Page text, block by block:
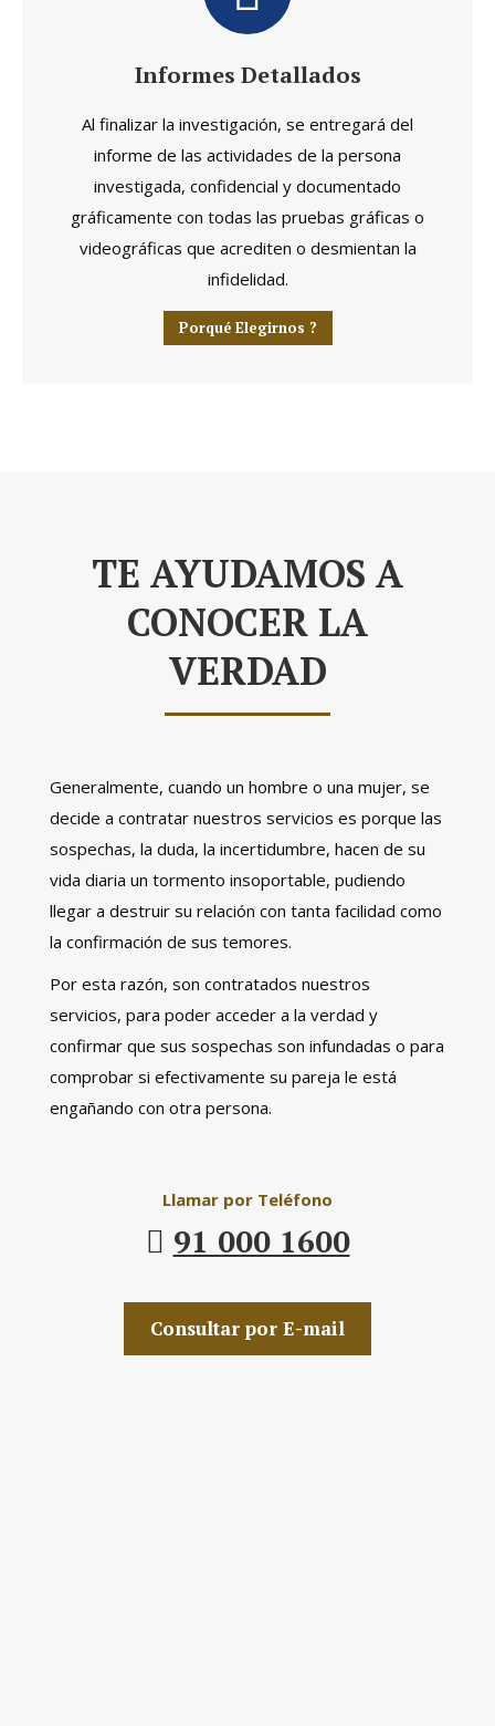
Informes Detallados
Al finalizar la investigación, se entregará del
informe de las actividades de la persona
investigada, confidencial y documentado
gráficamente con todas las pruebas gráficas o
videográficas que acrediten o desmientan la
infidelidad.
Porqué Elegirnos ?
TE AYUDAMOS A
CONOCER LA
VERDAD
Generalmente, cuando un hombre o una mujer, se
decide a contratar nuestros servicios es porque las
sospechas, la duda, la incertidumbre, hacen de su
vida diaria un tormento insoportable, pudiendo
llegar a destruir su relación con tanta facilidad como
la confirmación de sus temores.
Por esta razón, son contratados nuestros
servicios, para poder acceder a la verdad y
confirmar que sus sospechas son infundadas o para
comprobar si efectivamente su pareja le está
engañando con otra persona.
Llamar por Teléfono
91 000 1600
Consultar por E-mail